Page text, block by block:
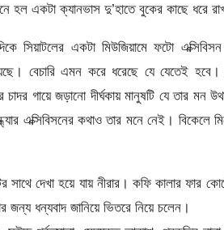
হল একটা ক্যানভাস দু’হাতে বুকের কাছে ধরে
সিয়াটলের একটা মিউজিয়ামে ফটো
বেচারি এমন করে ধরেছে যে যেতেই
গায়ে জড়ানো দীর্ঘকায় মানুষটি যে তার মন
এক্সিবিসনের কথাও তার মনে নেই। বিকেলে
দেখা হয়ে যায় নীরার। কফি কালার ফার
ধন্যবাদ জানিয়ে ভিতরে নিয়ে চলেন।